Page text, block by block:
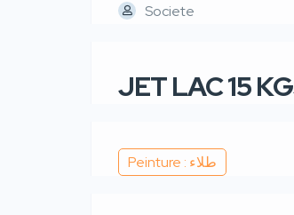
Societe
JET LAC 15
Peinture : طلاء